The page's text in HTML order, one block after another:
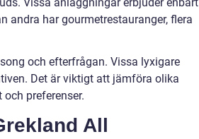
Vissa anläggningar erbjuder enbart
andra har gourmetrestauranger, flera
och efterfrågan. Vissa lyxigare
Det är viktigt att jämföra olika
preferenser.
All